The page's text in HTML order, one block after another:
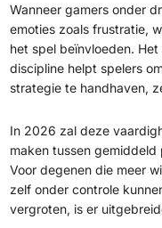
Wanneer gamers onder
emoties zoals frustratie,
het spel beïnvloeden.
discipline helpt spelers
strategie te handhaven,
In 2026 zal deze
maken tussen
Voor degenen die meer
zelf onder controle
vergroten, is er